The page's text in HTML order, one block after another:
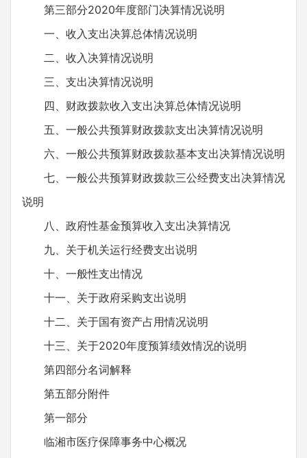
第三部分2020年度部门决算情况说明
一、收入支出决算总体情况说明
二、收入决算情况说明
三、支出决算情况说明
四、财政拨款收入支出决算总体情况说明
五、一般公共预算财政拨款支出决算情况说明
六、一般公共预算财政拨款基本支出决算情况说明
七、一般公共预算财政拨款三公经费支出决算情况
说明
八、政府性基金预算收入支出决算情况
九、关于机关运行经费支出说明
十、一般性支出情况
十一、关于政府采购支出说明
十二、关于国有资产占用情况说明
十三、关于2020年度预算绩效情况的说明
第四部分名词解释
第五部分附件
第一部分
临湘市医疗保障事务中心概况